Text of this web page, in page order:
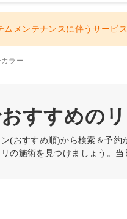
ムメンテナンスに伴うサービ
カラー
すすめの
(おすすめ順)から検索＆予約
の施術を見つけましょう。当